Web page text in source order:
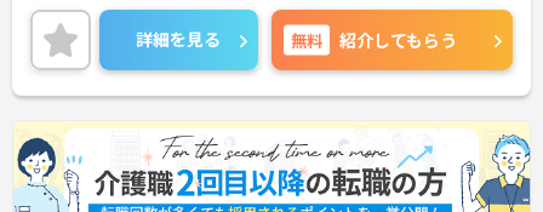
詳細を見る 無料 紹介してもらう